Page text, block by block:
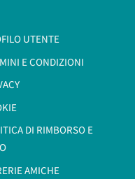
UTENTE
E CONDIZIONI
DI RIMBORSO E
AMICHE